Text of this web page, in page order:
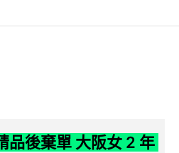
品後棄單 大阪女 2 年